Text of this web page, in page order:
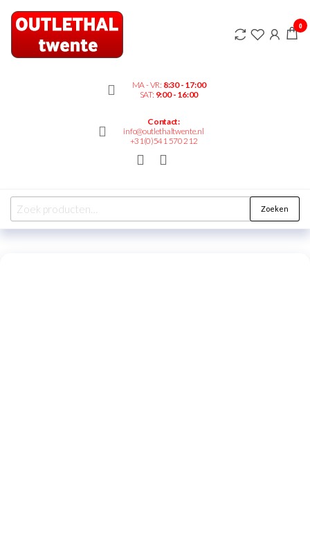
Outlethaltwente.nl
– altijd iets te
MA - VR: 8:30 - 17:00
SAT: 9:00 - 16:00
Contact:
info@outlethaltwente.nl
+31(0)541 570 212
0
Zoeken